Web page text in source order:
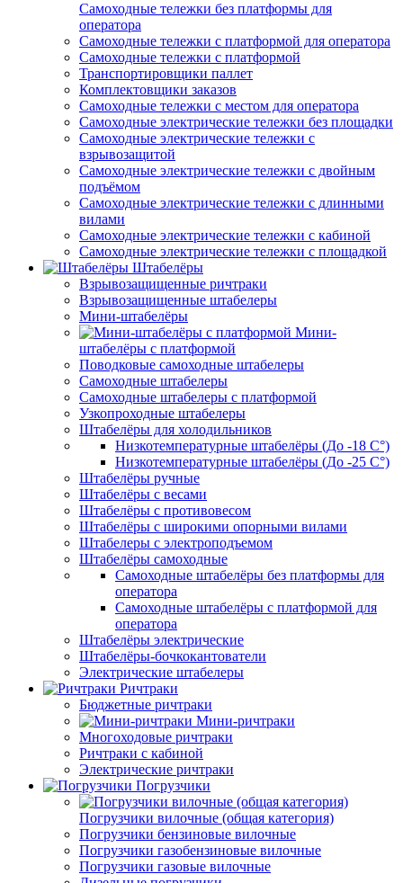
Самоходные тележки без платформы для
оператора
Самоходные тележки с платформой для оператора
Самоходные тележки с платформой
Транспортировщики паллет
Комплектовщики заказов
Самоходные тележки с местом для оператора
Самоходные электрические тележки без площадки
Самоходные электрические тележки с
взрывозащитой
Самоходные электрические тележки с двойным
подъёмом
Самоходные электрические тележки с длинными
вилами
Самоходные электрические тележки с кабиной
Самоходные электрические тележки с площадкой
Штабелёры
Взрывозащищенные ричтраки
Взрывозащищенные штабелеры
Мини-штабелёры
Мини-
штабелёры с платформой
Поводковые самоходные штабелеры
Самоходные штабелеры
Самоходные штабелеры с платформой
Узкопроходные штабелеры
Штабелёры для холодильников
Низкотемпературные штабелёры (До -18 C°)
Низкотемпературные штабелёры (До -25 C°)
Штабелёры ручные
Штабелёры с весами
Штабелёры с противовесом
Штабелёры с широкими опорными вилами
Штабелеры с электроподъемом
Штабелёры самоходные
Самоходные штабелёры без платформы для
оператора
Самоходные штабелёры с платформой для
оператора
Штабелёры электрические
Штабелёры-бочкокантователи
Электрические штабелеры
Ричтраки
Бюджетные ричтраки
Мини-ричтраки
Многоходовые ричтраки
Ричтраки с кабиной
Электрические ричтраки
Погрузчики
Погрузчики вилочные (общая категория)
Погрузчики бензиновые вилочные
Погрузчики газобензиновые вилочные
Погрузчики газовые вилочные